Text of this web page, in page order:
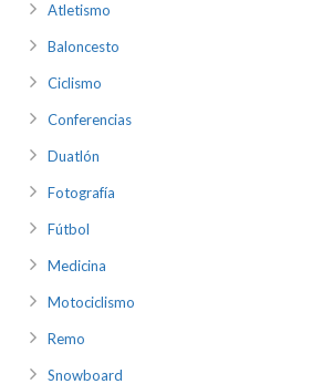
Atletismo
Baloncesto
Ciclismo
Conferencias
Duatlón
Fotografía
Fútbol
Medicina
Motociclismo
Remo
Snowboard